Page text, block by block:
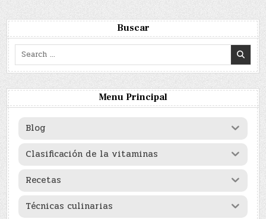
Buscar
Search
Menu Principal
Blog
Clasificación de la vitaminas
Recetas
Técnicas culinarias